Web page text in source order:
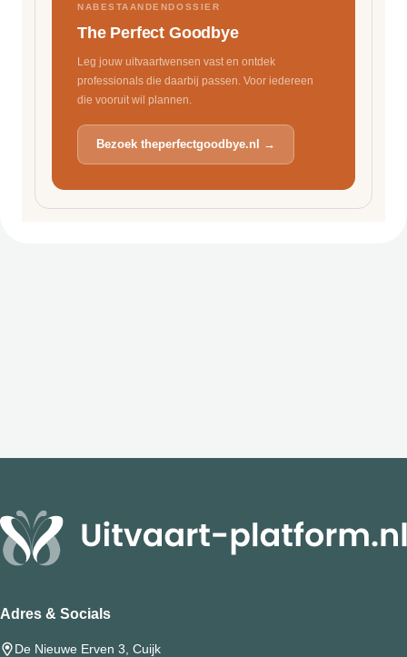
NABESTAANDENDOSSIER
The Perfect Goodbye
Leg jouw uitvaartwensen vast en ontdek
professionals die daarbij passen. Voor iedereen
die vooruit wil plannen.
Bezoek theperfectgoodbye.nl →
Adres & Socials
De Nieuwe Erven 3, Cuijk